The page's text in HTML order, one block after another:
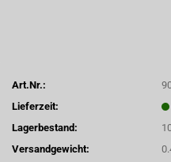
Art.Nr.:
Lieferzeit:
Lagerbestand:
Versandgewicht: